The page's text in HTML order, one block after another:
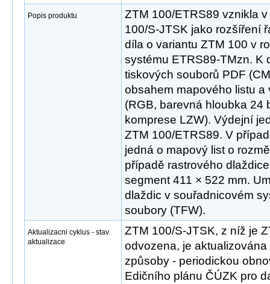
Popis produktu
ZTM 100/ETRS89 vznikla
100/S-JTSK jako rozšíření
díla o variantu ZTM 100 v
systému ETRS89-TMzn. K
tiskových souborů PDF
obsahem mapového listu a
(RGB, barevná hloubka 24
komprese LZW). Výdejní
ZTM 100/ETRS89. V
jedná o mapový list o
případě rastrového
segment 411 × 522 mm.
dlaždic v souřadnicovém
soubory (TFW).
Aktualizacni cyklus - stav
aktualizace
ZTM 100/S-JTSK, z níž je
odvozena, je
způsoby - periodickou
Edičního plánu ČÚZK pro